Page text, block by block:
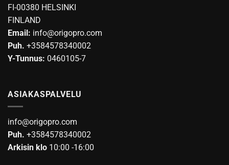
FI-00380 HELSINKI
FINLAND
Email: info@origopro.com
Puh. +3584578340002
Y-Tunnus: 0460105-7
ASIAKASPALVELU
info@origopro.com
Puh. +3584578340002
Arkisin klo 10:00 -16:00